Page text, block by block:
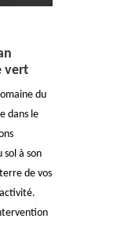
vert
du
dans le
à son
de vos